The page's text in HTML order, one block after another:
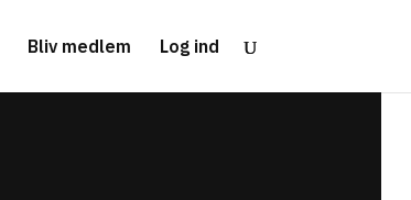
Bliv medlem Log ind